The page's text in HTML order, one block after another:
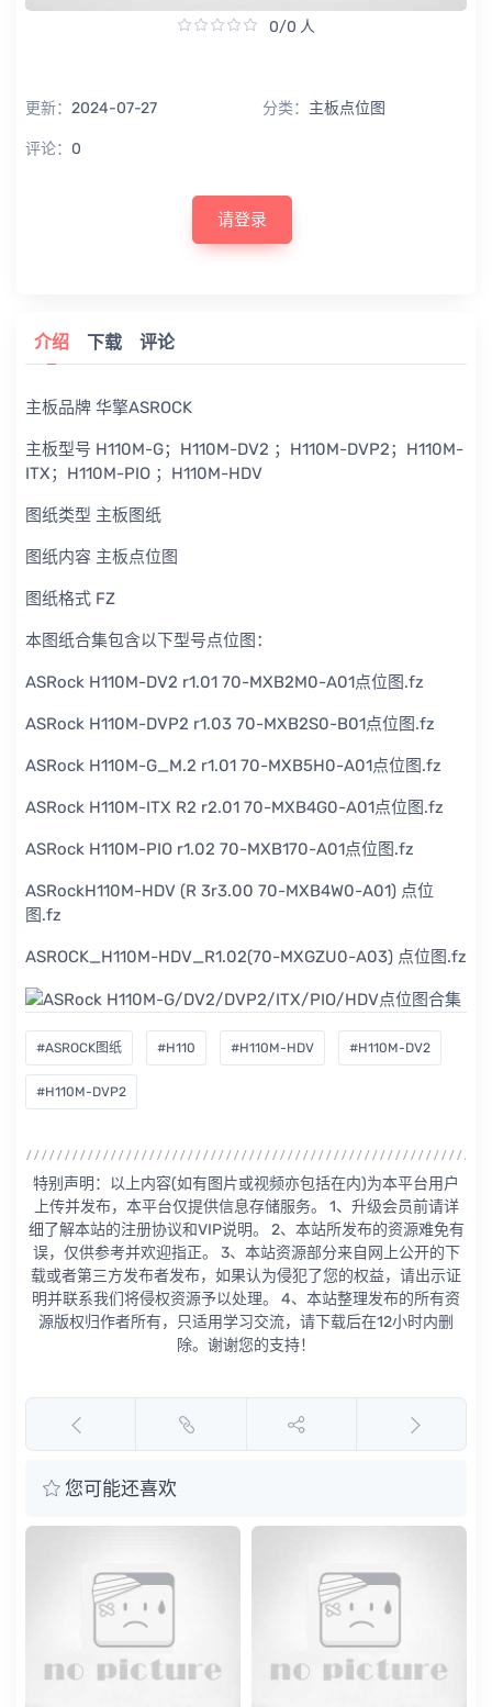
0/0 人
更新： 2024-07-27 分类： 主板点位图
评论： 0
请登录
介绍 下载 评论
主板品牌 华擎ASROCK
主板型号 H110M-G；H110M-DV2 ；H110M-DVP2；H110M-
ITX；H110M-PIO ；H110M-HDV
图纸类型 主板图纸
图纸内容 主板点位图
图纸格式 FZ
本图纸合集包含以下型号点位图：
ASRock H110M-DV2 r1.01 70-MXB2M0-A01点位图.fz
ASRock H110M-DVP2 r1.03 70-MXB2S0-B01点位图.fz
ASRock H110M-G_M.2 r1.01 70-MXB5H0-A01点位图.fz
ASRock H110M-ITX R2 r2.01 70-MXB4G0-A01点位图.fz
ASRock H110M-PIO r1.02 70-MXB170-A01点位图.fz
ASRockH110M-HDV (R 3r3.00 70-MXB4W0-A01) 点位
图.fz
ASROCK_H110M-HDV_R1.02(70-MXGZU0-A03) 点位图.fz
#ASROCK图纸 #H110 #H110M-HDV #H110M-DV2
#H110M-DVP2
特别声明：以上内容(如有图片或视频亦包括在内)为本平台用户
上传并发布，本平台仅提供信息存储服务。 1、升级会员前请详
细了解本站的注册协议和VIP说明。 2、本站所发布的资源难免有
误，仅供参考并欢迎指正。 3、本站资源部分来自网上公开的下
载或者第三方发布者发布，如果认为侵犯了您的权益，请出示证
明并联系我们将侵权资源予以处理。 4、本站整理发布的所有资
源版权归作者所有，只适用学习交流，请下载后在12小时内删
除。谢谢您的支持！
您可能还喜欢